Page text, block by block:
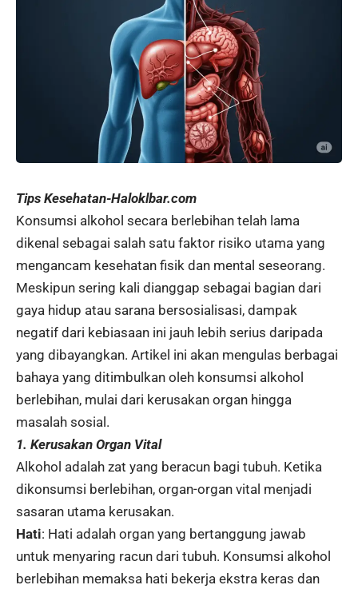
Tips Kesehatan-Haloklbar.com
Konsumsi alkohol secara berlebihan telah lama
dikenal sebagai salah satu faktor risiko utama yang
mengancam kesehatan fisik dan mental seseorang.
Meskipun sering kali dianggap sebagai bagian dari
gaya hidup atau sarana bersosialisasi, dampak
negatif dari kebiasaan ini jauh lebih serius daripada
yang dibayangkan. Artikel ini akan mengulas berbagai
bahaya yang ditimbulkan oleh konsumsi alkohol
berlebihan, mulai dari kerusakan organ hingga
masalah sosial.
1. Kerusakan Organ Vital
Alkohol adalah zat yang beracun bagi tubuh. Ketika
dikonsumsi berlebihan, organ-organ vital menjadi
sasaran utama kerusakan.
Hati: Hati adalah organ yang bertanggung jawab
untuk menyaring racun dari tubuh. Konsumsi alkohol
berlebihan memaksa hati bekerja ekstra keras dan